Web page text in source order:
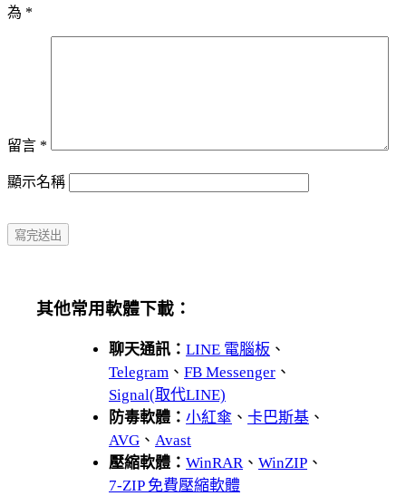
為 *
留言 *
顯示名稱
其他常用軟體下載：
聊天通訊： LINE 電腦板 、
Telegram 、 FB Messenger 、
Signal(取代LINE)
防毒軟體： 小紅傘 、 卡巴斯基 、
AVG 、 Avast
壓縮軟體： WinRAR 、 WinZIP 、
7-ZIP 免費壓縮軟體